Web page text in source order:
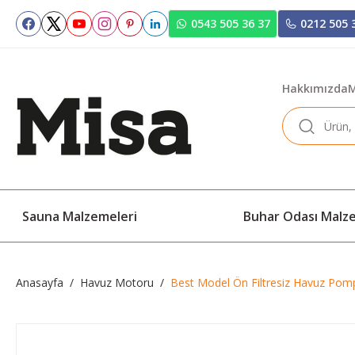
0543 505 36 37 0212 505
Hakkımızda
Sauna Malzemeleri Buhar Odası
Anasayfa Havuz Motoru Best Model Ön Filtresiz Havuz